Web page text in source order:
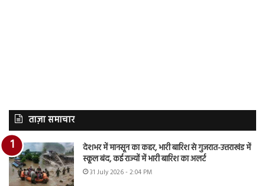
ताज़ा समाचार
देशभर में मानसून का कहर, भारी बारिश से गुजरात-उत्तराखंड में
स्कूल बंद, कई राज्यों में भारी बारिश का अलर्ट
31 July 2026 - 2:04 PM